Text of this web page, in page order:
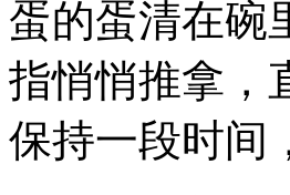
蛋的蛋清在碗
指悄悄推拿，
保持一段时间